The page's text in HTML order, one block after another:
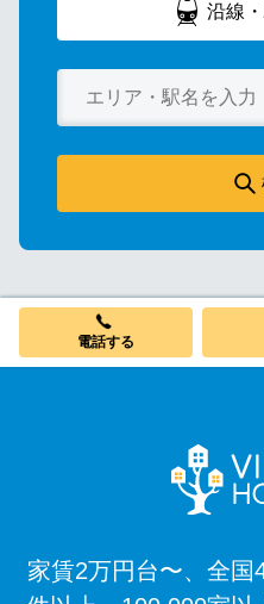
沿線
電話する
家賃2万円台〜、全